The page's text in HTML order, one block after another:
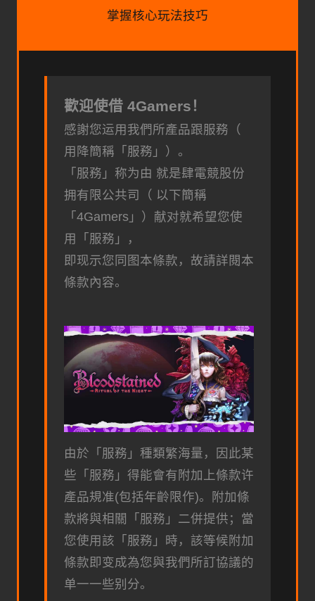
掌握核心玩法技巧
歡迎使借 4Gamers！
感謝您运用我們所產品跟服務（
用降簡稱「服務」）。
「服務」称为由 就是肆電競股份
拥有限公共司（ 以下簡稱
「4Gamers」）献对就希望您使
用「服務」，
即现示您同图本條款，故請詳閱本
條款內容。
由於「服務」種類繁海量，因此某
些「服務」得能會有附加上條款许
產品規准(包括年齡限作)。附加條
款將與相關「服務」二併提供；當
您使用該「服務」時，該等候附加
條款即变成為您與我們所訂協議的
单一一些别分。